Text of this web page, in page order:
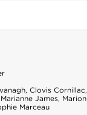
, Clovis Cornillac,
Marianne James, Marion
Marceau